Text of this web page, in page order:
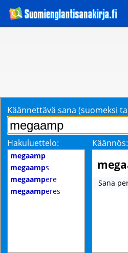
Käännettävä sana (suomeksi
Hakuluettelo: Käännös:
megaamp
megaamps
megaampere
megaamperes
Sana